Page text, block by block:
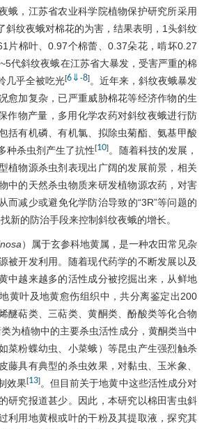
蛾，江苏省农业科学院植物保护研究所采用
斜纹夜蛾对棉花的为害，结果表明，1头斜纹
片棉叶、0.97个棉蕾、0.37朵花，啃坏0.27
代斜纹夜蛾在江苏省大暴发，受害严重的棉
几乎全被吃光[6 ⇓ -8]。近年来，斜纹夜蛾暴发
愈加复杂，已严重威胁棉花等经济作物的生
作物产量，多用化学农药对斜纹夜蛾进行防
括有机磷、有机氯、拟除虫菊酯、氨基甲酸
种杀虫剂产生了抗性[10]。随着科技的发展，
植物源杀虫剂表现出广阔的发展前景，相关
中的天然杀虫物质来研发植物源农药，对害
而减少或避免化学防治导致的“3R”等问题的
新的防治手段来控制斜纹夜蛾的增长。
）属于玄参科地黄属，是一种农田常见杂
被开发利用。随着现代药学的不断发展以及
中越来越多的活性成分被挖掘出来，从鲜地
黄叶及地黄愈伤组织中，共分离鉴定出200
醚萜类、三萜类、黄酮类、酚酸类等化合物
为植物中的主要杀虫活性成分，黄酮类当中
菜粉蝶幼虫、小菜蛾）等昆虫产生强烈触杀
藤具有典型的杀虫效果，对黏虫、玉米象、
效果[13]。但目前关于地黄中这些活性成分对
研究报道甚少。因此，本研究以棉田害虫斜
利用地黄根或叶的干粉及其提取液，探究其